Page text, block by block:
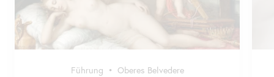
Führung •
Oberes Belvedere